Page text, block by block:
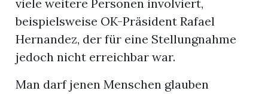
viele weitere Personen involviert,
beispielsweise OK-Präsident Rafael
Hernandez, der für eine Stellungnahme
jedoch nicht erreichbar war.
Man darf jenen Menschen glauben